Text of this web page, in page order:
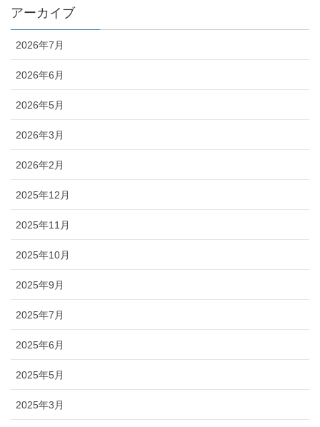
アーカイブ
2026年7月
2026年6月
2026年5月
2026年3月
2026年2月
2025年12月
2025年11月
2025年10月
2025年9月
2025年7月
2025年6月
2025年5月
2025年3月